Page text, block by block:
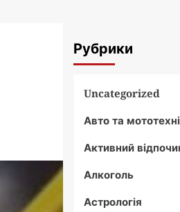
Рубрики
Uncategorized
Авто та
Активний
Алкоголь
Астрологія